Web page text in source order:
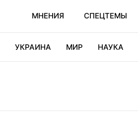
МНЕНИЯ СПЕЦТЕМЫ
УКРАИНА МИР НАУКА